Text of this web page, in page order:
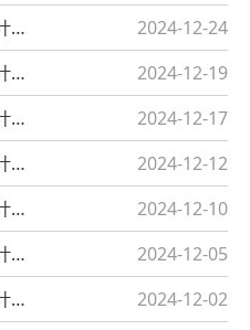
紧
2024-12-24
婧
2024-12-19
文
2024-12-17
2024-12-12
萌
2024-12-10
豪
2024-12-05
诚
2024-12-02